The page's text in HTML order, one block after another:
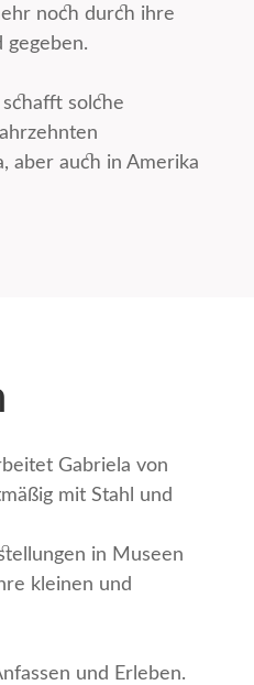
noch durch ihre
gegeben.
solche
aber auch in Amerika
Gabriela von
mit Stahl und
in Museen
kleinen und
und Erleben.